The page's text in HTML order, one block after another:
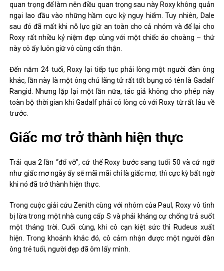
quan trọng để làm nên điều quan trọng sau này Roxy không quản
ngại lao đầu vào những hầm cực kỳ nguy hiểm. Tuy nhiên, Dale
sau đó đã mất khi nỗ lực giữ an toàn cho cả nhóm và để lại cho
Roxy rất nhiều kỷ niệm đẹp cùng với một chiếc áo choàng – thứ
này cô ấy luôn giữ vô cùng cẩn thận.
Đến năm 24 tuổi, Roxy lại tiếp tục phải lòng một người đàn ông
khác, lần này là một ông chú lãng tử rất tốt bụng có tên là Gadalf
Rangid. Nhưng lặp lại một lần nữa, tác giả không cho phép này
toàn bộ thời gian khi Gadalf phải có lòng cô với Roxy từ rất lâu về
trước.
Giấc mơ trở thành hiện thực
Trải qua 2 lần “đổ vỡ”, cứ thế Roxy bước sang tuổi 50 và cứ ngỡ
như giấc mơ ngày ấy sẽ mãi mãi chỉ là giấc mơ, thì cực kỳ bất ngờ
khi nó đã trở thành hiện thực.
Trong cuộc giải cứu Zenith cùng với nhóm của Paul, Roxy vô tình
bị lừa trong một nhà cung cấp S và phải kháng cự chống trả suốt
một tháng trời. Cuối cùng, khi cô cạn kiệt sức thì Rudeus xuất
hiện. Trong khoảnh khắc đó, cô cảm nhận được một người đàn
ông trẻ tuổi, người đẹp đã ôm lấy mình.